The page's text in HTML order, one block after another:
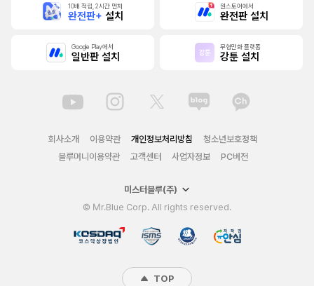
10배 적립, 2시간 먼저
완전판+ 설치
원스토어에서
완전판 설치
Google Play에서
일반판 설치
무협만화 플랫폼
강툰 설치
회사소개 이용약관 개인정보처리방침
청소년보호정책
블루머니이용약관
고객센터 사업자정보 PC버전
미스터블루(주)
© Mr.Blue Corp. All rights reserved.
TOP